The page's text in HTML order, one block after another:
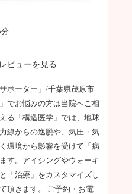
レビューを見る
ポーター」/千葉県茂原市
でお悩みの方は当院へご相
る「構造医学」では、地球
線からの逸脱や、気圧・気
環境から影響を受けて「病
す。アイシングやウォーキ
「治療」をカスタマイズし
頂きます。 ご予約・お電